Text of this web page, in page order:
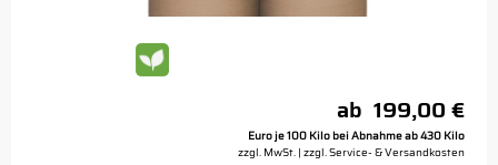
ab 199,00 €
Euro je 100 Kilo bei Abnahme ab 430 Kilo
zzgl. MwSt. | zzgl. Service- & Versandkosten